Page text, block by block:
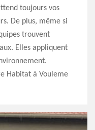
toujours vos
De plus, même si
trouvent
Elles appliquent
Habitat à Vouleme